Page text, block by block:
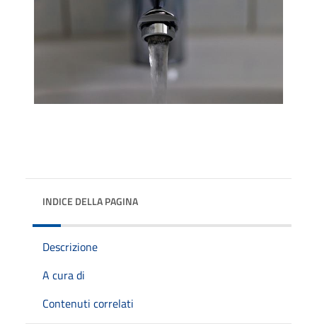
INDICE DELLA PAGINA
Descrizione
A cura di
Contenuti correlati